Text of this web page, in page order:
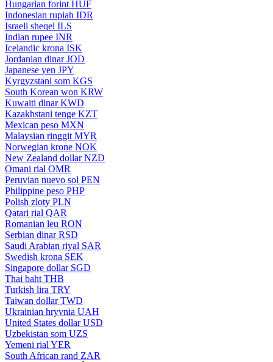
Hungarian forint HUF
Indonesian rupiah IDR
Israeli sheqel ILS
Indian rupee INR
Icelandic krona ISK
Jordanian dinar JOD
Japanese yen JPY
Kyrgyzstani som KGS
South Korean won KRW
Kuwaiti dinar KWD
Kazakhstani tenge KZT
Mexican peso MXN
Malaysian ringgit MYR
Norwegian krone NOK
New Zealand dollar NZD
Omani rial OMR
Peruvian nuevo sol PEN
Philippine peso PHP
Polish zloty PLN
Qatari rial QAR
Romanian leu RON
Serbian dinar RSD
Saudi Arabian riyal SAR
Swedish krona SEK
Singapore dollar SGD
Thai baht THB
Turkish lira TRY
Taiwan dollar TWD
Ukrainian hryvnia UAH
United States dollar USD
Uzbekistan som UZS
Yemeni rial YER
South African rand ZAR